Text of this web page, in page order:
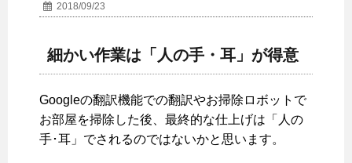
2018/09/23
細かい作業は「人の手・耳」が得意
Googleの翻訳機能での翻訳やお掃除ロボットで
お部屋を掃除した後、最終的な仕上げは「人の
手･耳」でされるのではないかと思います。